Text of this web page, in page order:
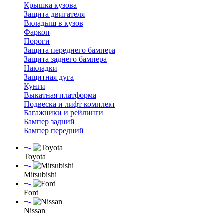
Крышка кузова
Защита двигателя
Вкладыш в кузов
Фаркоп
Пороги
Защита переднего бампера
Защита заднего бампера
Накладки
Защитная дуга
Кунги
Выкатная платформа
Подвеска и лифт комплект
Багажники и рейлинги
Бампер задний
Бампер передний
+-
Toyota
+-
Mitsubishi
+-
Ford
+-
Nissan